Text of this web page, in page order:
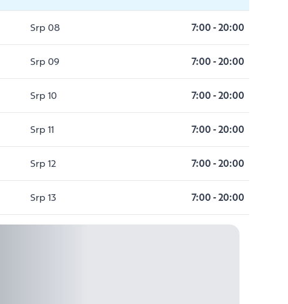
Srp 08 7:00 -20:00
Srp 09 7:00 -20:00
Srp 10 7:00 -20:00
Srp 11 7:00 -20:00
Srp 12 7:00 -20:00
Srp 13 7:00 -20:00